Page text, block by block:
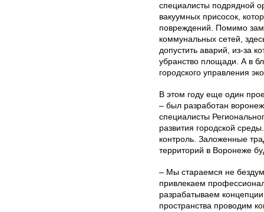
специалисты подрядной
вакуумных присосок,
повреждений. Помимо
коммунальных сетей,
допустить аварий, из-за
убранство площади. А в
городского управления
В этом году еще один
– был разработан
специалисты
развития городской
контроль. Заложенные
территорий в Воронеже
– Мы стараемся не
привлекаем
разрабатываем
пространства проводим